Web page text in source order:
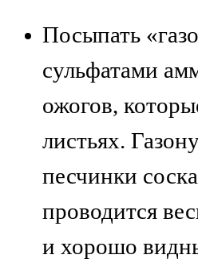
Посыпать
сульфатами
ожогов,
листьях.
песчинки
проводится
и хорошо